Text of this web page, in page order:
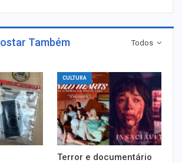
Todos
Também
CULTURA
Terror e documentário